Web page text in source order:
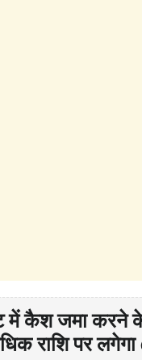
में कैश जमा करने
राशि पर